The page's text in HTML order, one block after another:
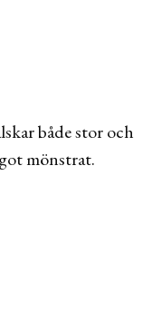
både stor och
mönstrat.